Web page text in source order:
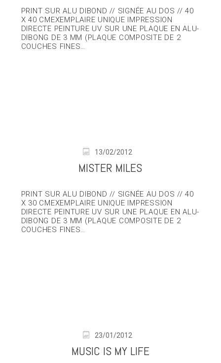
PRINT SUR ALU DIBOND // SIGNÉE AU DOS // 40
X 40 CMEXEMPLAIRE UNIQUE IMPRESSION
DIRECTE PEINTURE UV SUR UNE PLAQUE EN ALU-
DIBONG DE 3 MM (PLAQUE COMPOSITE DE 2
COUCHES FINES…
13/02/2012
MISTER MILES
PRINT SUR ALU DIBOND // SIGNÉE AU DOS // 40
X 30 CMEXEMPLAIRE UNIQUE IMPRESSION
DIRECTE PEINTURE UV SUR UNE PLAQUE EN ALU-
DIBONG DE 3 MM (PLAQUE COMPOSITE DE 2
COUCHES FINES…
23/01/2012
MUSIC IS MY LIFE